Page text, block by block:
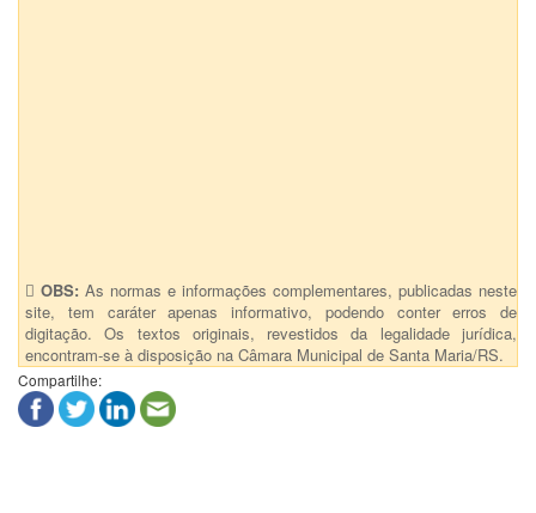
OBS: As normas e informações complementares, publicadas neste
site, tem caráter apenas informativo, podendo conter erros de
digitação. Os textos originais, revestidos da legalidade jurídica,
encontram-se à disposição na Câmara Municipal de Santa Maria/RS.
Compartilhe: